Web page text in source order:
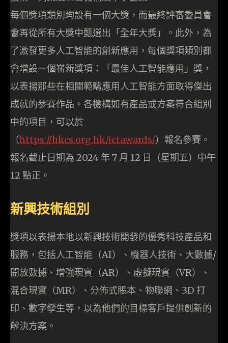
每個獎項類別均設有一個大獎，而最終評審委員會
會再從所有大獎中甄選出「全年大獎」。此外，為
了激發更多人工智能的創新應用，每個獎項類別都
會增設一個嶄新獎項：「最佳人工智能應用」獎，
以表揚那些在相關範疇應用人工智能方面取得傑出
成就的參賽作品。各機構如有產品或方案符合組別
中的項目，可以於
（https://hkcs.org.hk/ictawards/）報名參賽。
報名截止日期為 2024 年 7 月 12 日（星期五）中午
12 點正。
新興技術組別
獎項以表揚本地以新興技術開發的優秀科技產品和
服務，包括人工智能（AI）、機器人技術、大數據/
開放數據、增強現實（AR）、虛擬現實（VR）、
混合現實（MR）、分佈式賬本、物聯網、3D 打
印、數字孿生等，以為他們的目標客戶提供創新的
解決方案。